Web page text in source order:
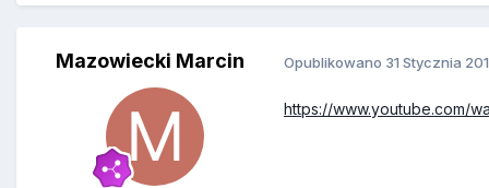
Mazowiecki Marcin Opublikowano 31 Stycznia
https://www.youtube.com/